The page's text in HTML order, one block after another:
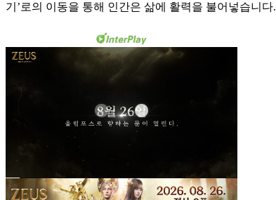
기’로의 이동을 통해 인간은 삶에 활력을 불어넣습니다.